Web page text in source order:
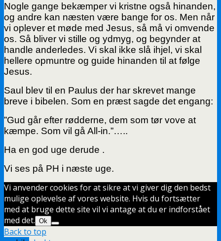
Nogle gange bekæmper vi kristne også hinanden,
og andre kan næsten være bange for os. Men når
vi oplever et møde med Jesus, så må vi omvende
os. Så bliver vi stille og ydmyg, og begynder at
handle anderledes. Vi skal ikke slå ihjel, vi skal
hellere opmuntre og guide hinanden til at følge
Jesus.
Saul blev til en Paulus der har skrevet mange
breve i bibelen. Som en præst sagde det engang:
”Gud går efter rødderne, dem som tør vove at
kæmpe. Som vil gå All-in.”…..
Ha en god uge derude .
Vi ses på PH i næste uge.
Vi anvender cookies for at sikre at vi giver dig den bedst
mulige oplevelse af vores website. Hvis du fortsætter
med at bruge dette site vil vi antage at du er indforstået
med det. Ok
Back to top